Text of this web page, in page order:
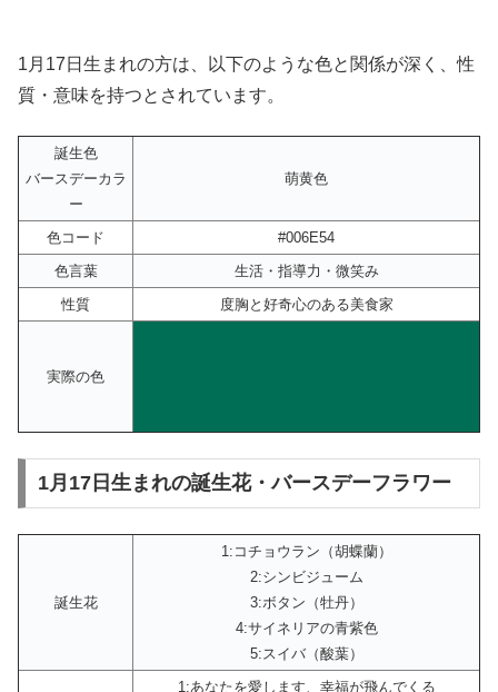
1月17日生まれの方は、以下のような色と関係が深く、性
質・意味を持つとされています。
誕生色
バースデーカラ
ー
萌黄色
色コード
#006E54
色言葉
生活・指導力・微笑み
性質
度胸と好奇心のある美食家
実際の色
1月17日生まれの誕生花・バースデーフラワー
誕生花
1:コチョウラン（胡蝶蘭）
2:シンビジューム
3:ボタン（牡丹）
4:サイネリアの青紫色
5:スイバ（酸葉）
1:あなたを愛します、幸福が飛んでくる